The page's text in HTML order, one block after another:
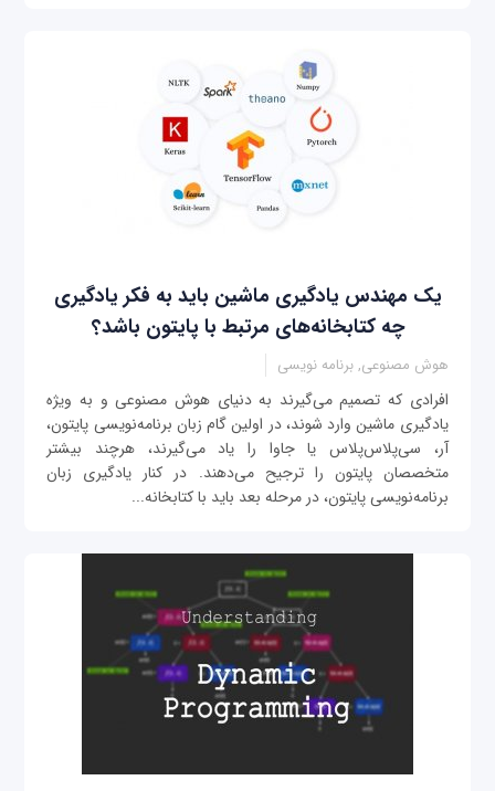
یک مهندس یادگیری ماشین باید به فکر یادگیری
چه کتابخانه‌های مرتبط با پایتون باشد؟
هوش مصنوعی, برنامه نویسی
افرادی که تصمیم می‌گیرند به دنیای هوش مصنوعی و به ویژه
یادگیری ماشین وارد شوند، در اولین گام زبان برنامه‌نویسی پایتون،
آر، سی‌پلاس‌پلاس یا جاوا را یاد می‌گیرند، هرچند بیشتر
متخصصان پایتون را ترجیح می‌دهند. در کنار یادگیری زبان
برنامه‌نویسی پایتون، در مرحله بعد باید با کتابخانه‌...